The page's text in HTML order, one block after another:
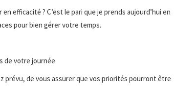
efficacité ? C’est le pari que je prends aujourd’hui en
pour bien gérer votre temps.
de votre journée
prévu, de vous assurer que vos priorités pourront être